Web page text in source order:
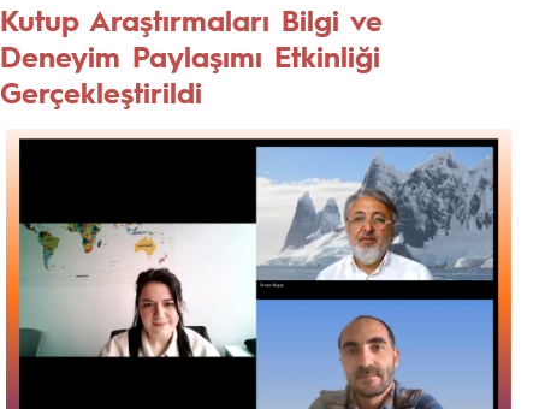
Kutup Araştırmaları Bilgi ve
Deneyim Paylaşımı Etkinliği
Gerçekleştirildi